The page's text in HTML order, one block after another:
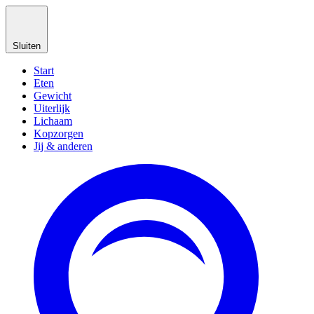
Sluiten
Start
Eten
Gewicht
Uiterlijk
Lichaam
Kopzorgen
Jij & anderen